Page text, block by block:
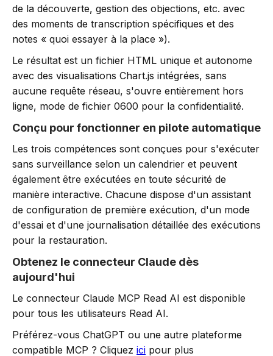
de la découverte, gestion des objections, etc. avec
des moments de transcription spécifiques et des
notes « quoi essayer à la place »).
Le résultat est un fichier HTML unique et autonome
avec des visualisations Chart.js intégrées, sans
aucune requête réseau, s'ouvre entièrement hors
ligne, mode de fichier 0600 pour la confidentialité.
Conçu pour fonctionner en pilote automatique
Les trois compétences sont conçues pour s'exécuter
sans surveillance selon un calendrier et peuvent
également être exécutées en toute sécurité de
manière interactive. Chacune dispose d'un assistant
de configuration de première exécution, d'un mode
d'essai et d'une journalisation détaillée des exécutions
pour la restauration.
Obtenez le connecteur Claude dès
aujourd'hui
Le connecteur Claude MCP Read AI est disponible
pour tous les utilisateurs Read AI.
Préférez-vous ChatGPT ou une autre plateforme
compatible MCP ? Cliquez ici pour plus